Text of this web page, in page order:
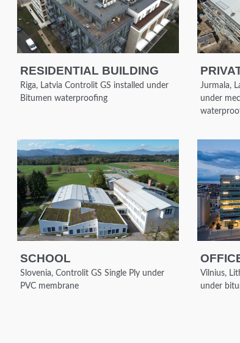
RESIDENTIAL BUILDING
Riga, Latvia Controlit GS installed under
Bitumen waterproofing
Jurmala,
under
SCHOOL
Slovenia, Controlit GS Single Ply under
PVC membrane
Vilnius,
under